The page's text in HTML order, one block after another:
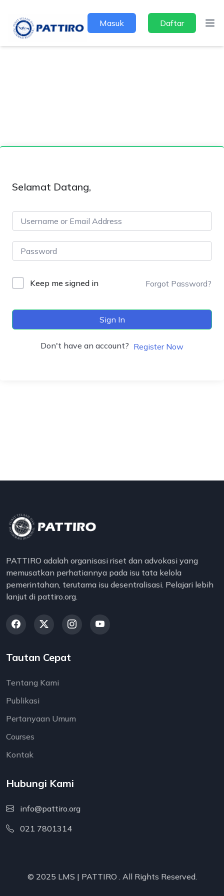
Masuk Daftar
Selamat Datang,
Keep me signed in Forgot Password?
Sign In
Don't have an account? Register Now
PATTIRO adalah organisasi riset dan advokasi yang
memusatkan perhatiannya pada isu tata kelola
pemerintahan, terutama isu desentralisasi. Pelajari lebih
lanjut di pattiro.org.
Tautan Cepat
Tentang Kami
Publikasi
Pertanyaan Umum
Courses
Kontak
Hubungi Kami
info@pattiro.org
021 7801314
© 2025 LMS | PATTIRO . All Rights Reserved.